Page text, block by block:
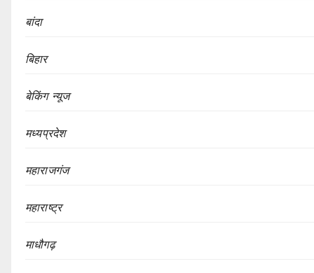
बांदा
बिहार
बेकिंग न्यूज
मध्यप्रदेश
महाराजगंज
महाराष्ट्र
माधौगढ़